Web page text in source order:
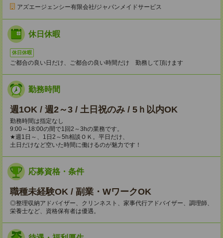
アズエージェンシー有限会社/ジャパンメイドサービス
休日休暇
休日休暇
ご都合の良い日だけ、ご都合の良い時間だけ 勤務して頂けます
勤務時間
週1OK / 週2～3 / 土日祝のみ / 5ｈ以内OK
勤務時間は指定なし
9:00～18:00の間で1回2～3hの業務です。
★週1日～、1日2～5h相談ＯＫ。平日だけ、
土日だけなど空いた時間に働けるのが魅力です！
応募資格・条件
職種未経験OK / 副業・WワークOK
◎整理収納アドバイザー、クリンネスト、家事代行アドバイザー、調理師、
栄養士など、資格保有者は優遇。